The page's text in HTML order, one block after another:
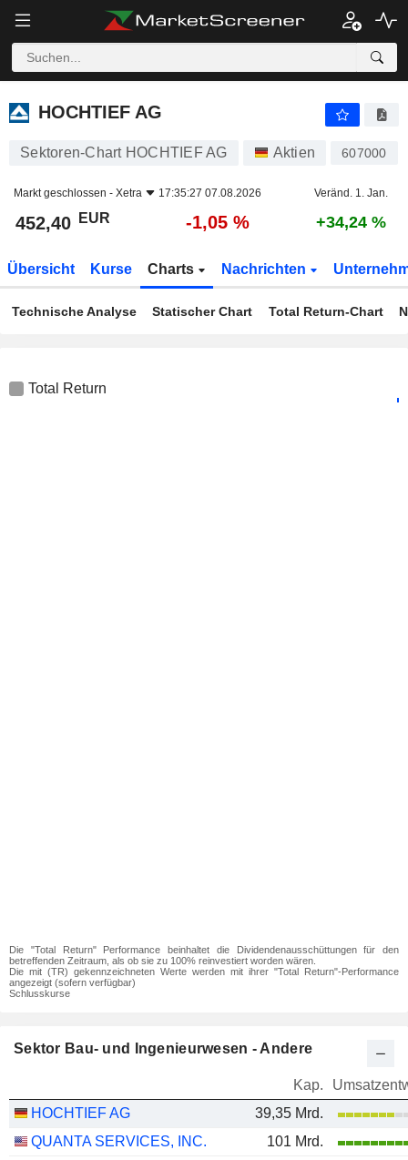
HOCHTIEF AG
HOCHTIEF AG
Sektoren-Chart HOCHTIEF AG Aktien 607000
Markt geschlossen - Xetra 17:35:27 07.08.2026 Veränd. 1. Jan.
452,40 EUR -1,05 % +34,24 %
Übersicht Kurse Charts Nachrichten
Technische Analyse Statischer Chart Total Return-Chart
Total Return
Die "Total Return" Performance beinhaltet die Dividendenausschüttungen für den
betreffenden Zeitraum, als ob sie zu 100% reinvestiert worden wären.
Die mit (TR) gekennzeichneten Werte werden mit ihrer "Total Return"-Performance
angezeigt (sofern verfügbar)
Schlusskurse
Sektor Bau- und Ingenieurwesen - Andere
Kap.
HOCHTIEF AG
39,35 Mrd.
QUANTA SERVICES, INC.
101 Mrd.